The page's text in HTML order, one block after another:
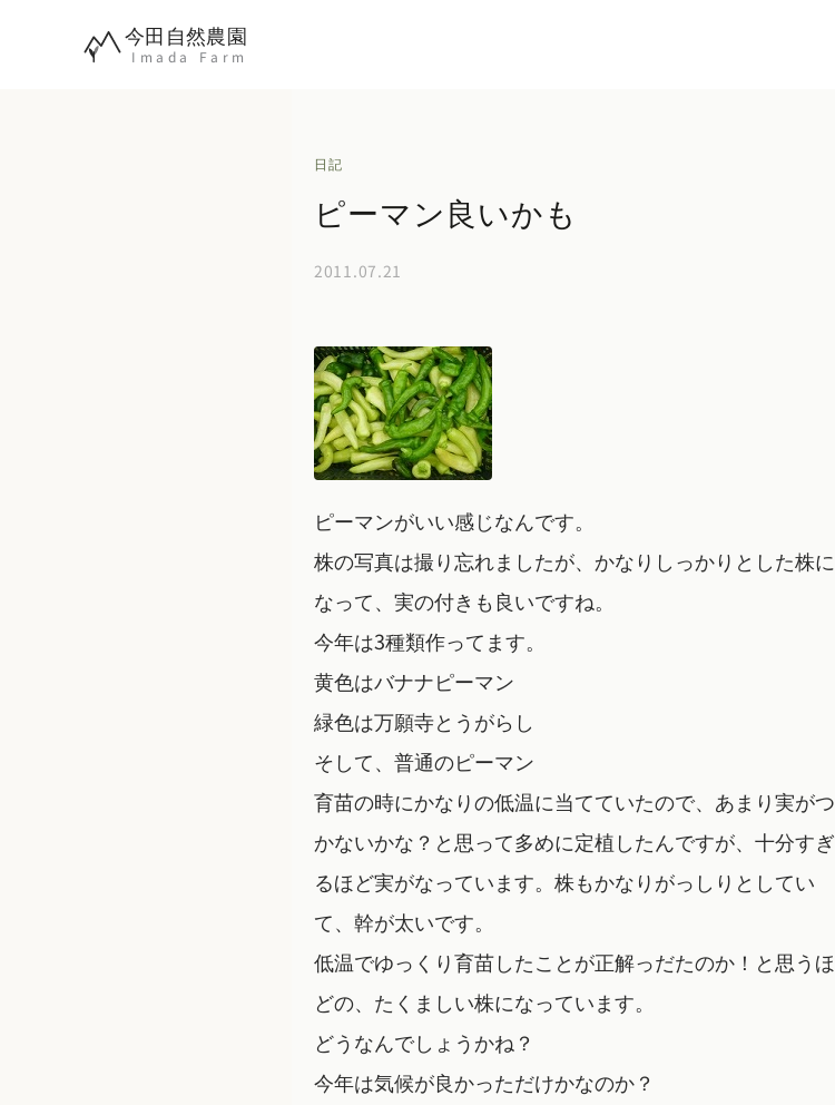
今田自然農園
Imada Farm
日記
ピーマン良いかも
2011.07.21
ピーマンがいい感じなんです。
株の写真は撮り忘れましたが、かなりしっかりとした株に
なって、実の付きも良いですね。
今年は3種類作ってます。
黄色はバナナピーマン
緑色は万願寺とうがらし
そして、普通のピーマン
育苗の時にかなりの低温に当てていたので、あまり実がつ
かないかな？と思って多めに定植したんですが、十分すぎ
るほど実がなっています。株もかなりがっしりとしてい
て、幹が太いです。
低温でゆっくり育苗したことが正解っだたのか！と思うほ
どの、たくましい株になっています。
どうなんでしょうかね？
今年は気候が良かっただけかなのか？